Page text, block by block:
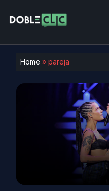
Home » pareja